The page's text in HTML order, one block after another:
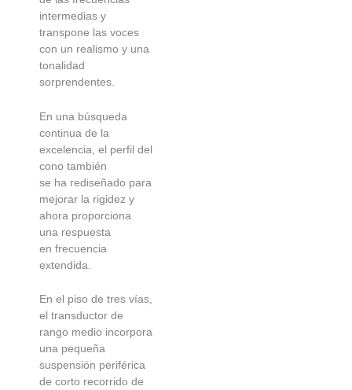
intermedias y
transpone las voces
con un realismo y una
tonalidad
sorprendentes.
En una búsqueda
continua de la
excelencia, el perfil del
cono también
se ha rediseñado para
mejorar la rigidez y
ahora proporciona
una respuesta
en frecuencia
extendida.
En el piso de tres vías,
el transductor de
rango medio incorpora
una pequeña
suspensión periférica
de corto recorrido de